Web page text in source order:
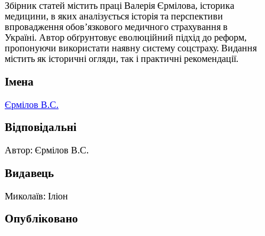
Збірник статей містить праці Валерія Єрмілова, історика
медицини, в яких аналізується історія та перспективи
впровадження обов’язкового медичного страхування в
Україні. Автор обґрунтовує еволюційний підхід до реформ,
пропонуючи використати наявну систему соцстраху. Видання
містить як історичні огляди, так і практичні рекомендації.
Імена
Єрмілов В.С.
Відповідальні
Автор: Єрмілов В.С.
Видавець
Миколаїв: Іліон
Опубліковано